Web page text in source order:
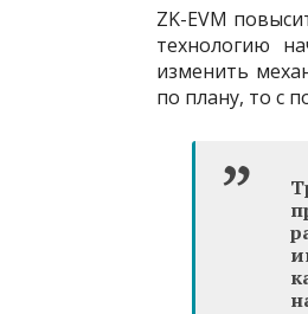
ZK-EVM
технологию
изменить
по плану, то с